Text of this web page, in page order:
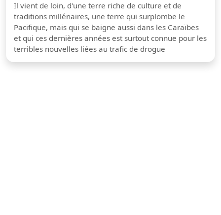
Il vient de loin, d'une terre riche de culture et de
traditions millénaires, une terre qui surplombe le
Pacifique, mais qui se baigne aussi dans les Caraïbes
et qui ces dernières années est surtout connue pour les
terribles nouvelles liées au trafic de drogue